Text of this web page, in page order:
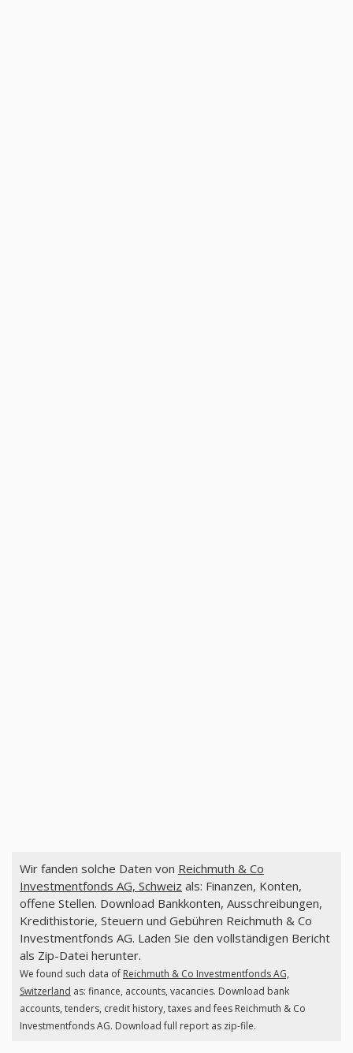
Wir fanden solche Daten von Reichmuth & Co
Investmentfonds AG, Schweiz als: Finanzen, Konten,
offene Stellen. Download Bankkonten, Ausschreibungen,
Kredithistorie, Steuern und Gebühren Reichmuth & Co
Investmentfonds AG. Laden Sie den vollständigen Bericht
als Zip-Datei herunter.
We found such data of Reichmuth & Co Investmentfonds AG,
Switzerland as: finance, accounts, vacancies. Download bank
accounts, tenders, credit history, taxes and fees Reichmuth & Co
Investmentfonds AG. Download full report as zip-file.